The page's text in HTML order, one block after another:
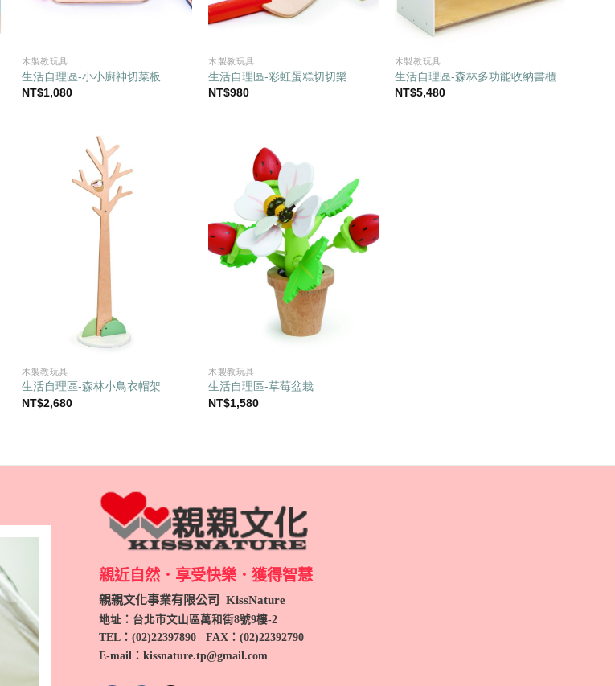
木製教玩具
生活自理區-小小廚神切菜板
NT$1,080
木製教玩具
生活自理區-彩虹蛋糕切切樂
NT$980
木製教玩具
生活自理區-森林多功能收納書櫃
NT$5,480
木製教玩具
生活自理區-森林小鳥衣帽架
NT$2,680
木製教玩具
生活自理區-草莓盆栽
NT$1,580
親近自然．享受快樂．獲得智慧
親親文化事業有限公司 KissNature
地址：台北市文山區萬和街8號9樓-2
TEL ：(02)22397890 FAX：(02)22392790
E-mail：kissnature.tp@gmail.com